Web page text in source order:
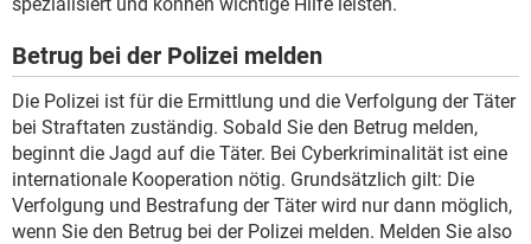
Betrug bei der Polizei melden
Die Polizei ist für die Ermittlung und die Verfolgung der Täter
bei Straftaten zuständig. Sobald Sie den Betrug melden,
beginnt die Jagd auf die Täter. Bei Cyberkriminalität ist eine
internationale Kooperation nötig. Grundsätzlich gilt: Die
Verfolgung und Bestrafung der Täter wird nur dann möglich,
wenn Sie den Betrug bei der Polizei melden. Melden Sie also